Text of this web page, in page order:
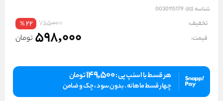
شناسه کالا: 0030115179
تخفیف: 765000
22
%
قیمت: 598,000 تومان
هر قسط با اسنپ پی :149,500تومان
چهار قسط ماهانه . بدون سود ، چک و ضامن